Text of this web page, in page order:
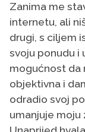
Zanima me
internetu, ali
drugi, s ciljem
svoju ponudu i
mogućnost da
objektivna i
odradio svoj
umanjuje